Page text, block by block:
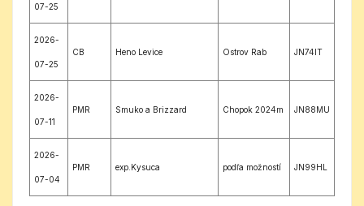
07-25
2026-
07-25
CB Heno Levice Ostrov Rab JN74IT
2026-
07-11
PMR Smuko a Brizzard Chopok 2024m JN88MU
2026-
07-04
PMR exp.Kysuca podľa možností JN99HL